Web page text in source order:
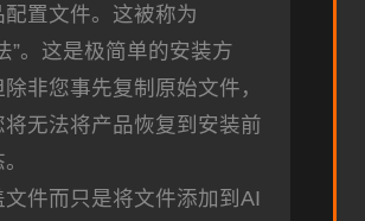
配置文件。这被称为
”。这是极简单的安装方
非您事先复制原始文件，
将无法将产品恢复到安装前
文件而只是将文件添加到AI